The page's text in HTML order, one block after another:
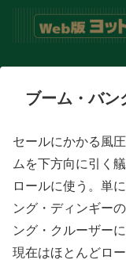
ブーム・バン
セールにかかる風
ムを下方向に引く艤
ロールに使う。単
ング・ディンギー
ング・クルーザー
現在はほとんどロ